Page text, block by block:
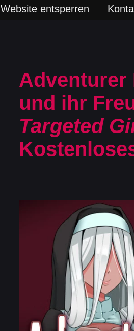
Website entsperren
Adventurer
und ihr
Targeted